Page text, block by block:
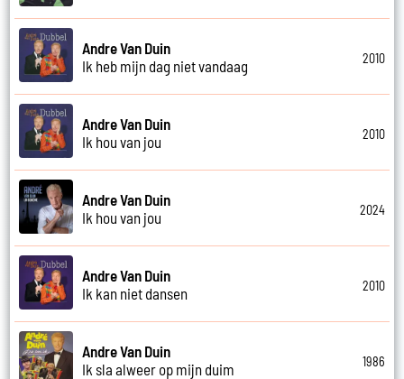
Andre Van Duin
Ik heb mijn dag niet vandaag
2010
Andre Van Duin
Ik hou van jou
2010
Andre Van Duin
Ik hou van jou
2024
Andre Van Duin
Ik kan niet dansen
2010
Andre Van Duin
Ik sla alweer op mijn duim
1986